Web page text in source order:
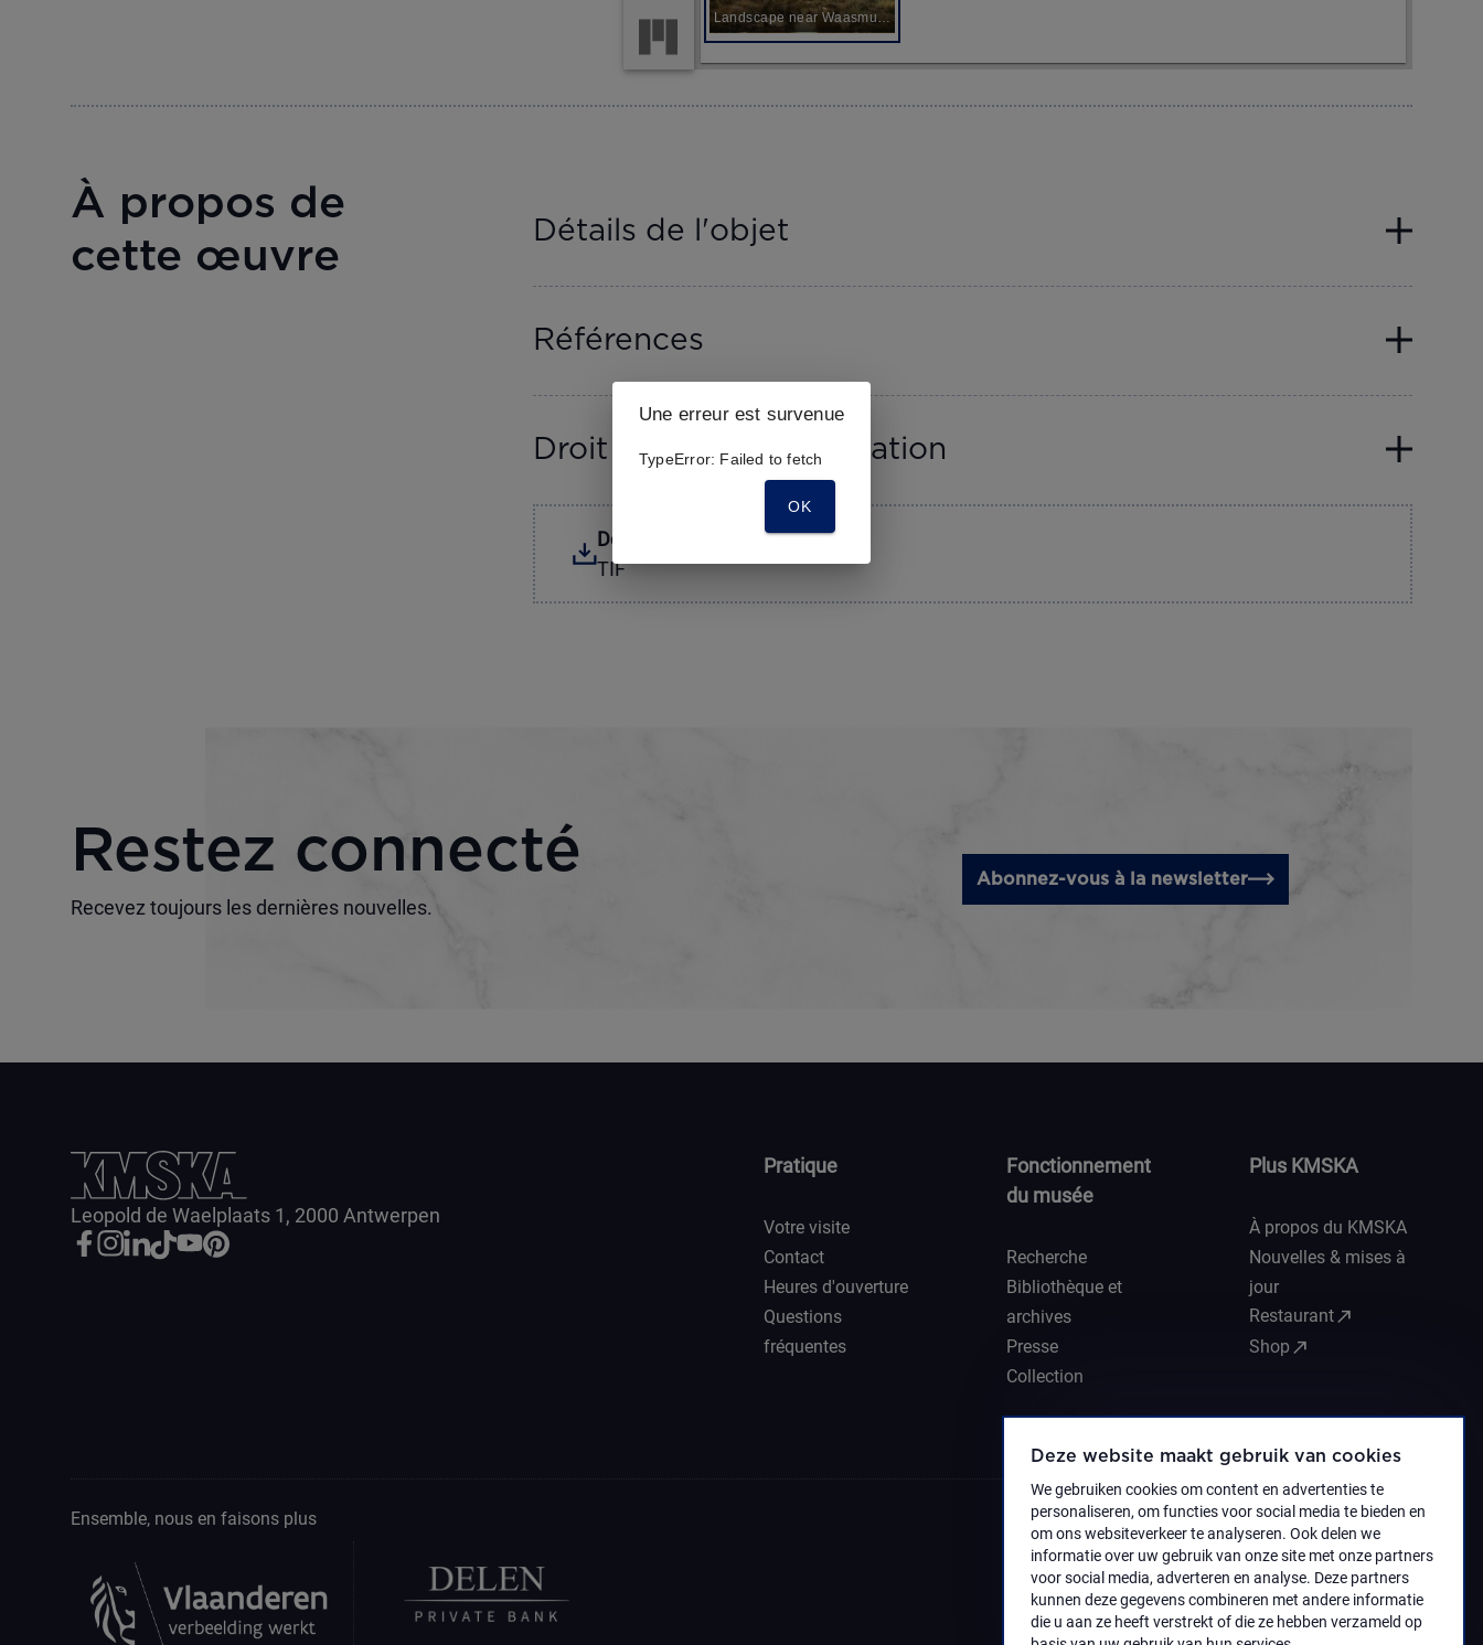
Deze website maakt gebruik van cookies
We gebruiken cookies om content en advertenties te
personaliseren, om functies voor social media te bieden en
om ons websiteverkeer te analyseren. Ook delen we
informatie over uw gebruik van onze site met onze partners
voor social media, adverteren en analyse. Deze partners
kunnen deze gegevens combineren met andere informatie
die u aan ze heeft verstrekt of die ze hebben verzameld op
Landscape near Waasmunster
À propos de
cette œuvre
Détails de l'objet
Références
Droit d'auteur et législation
Download
TIF
Restez connecté
Recevez toujours les dernières nouvelles.
Abonnez-vous à la newsletter
Leopold de Waelplaats 1, 2000 Antwerpen
Pratique
Votre visite
Contact
Heures d'ouverture
Questions
fréquentes
Fonctionnement
du musée
Recherche
Bibliothèque et
archives
Presse
Collection
Plus KMSKA
À propos du KMSKA
Nouvelles & mises à
jour
Restaurantcall_made
Shop call_made
Ensemble, nous en faisons plus
Une erreur est survenue
TypeError: Failed to fetch
OK